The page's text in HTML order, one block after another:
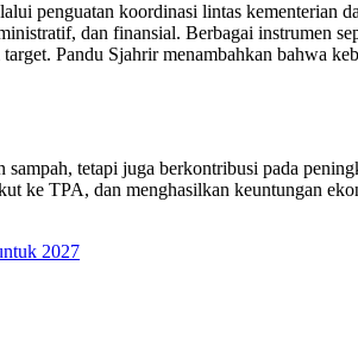
penguatan koordinasi lintas kementerian
dan finansial. Berbagai instrumen
Pandu Sjahrir menambahkan bahwa
tetapi juga berkontribusi pada
ke TPA, dan menghasilkan keuntungan
2027